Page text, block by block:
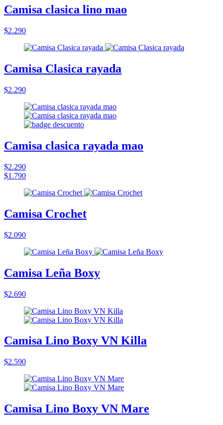
Camisa clasica lino mao
$2.290
Camisa Clasica rayada
$2.290
Camisa clasica rayada mao
$2.290
$1.790
Camisa Crochet
$2.090
Camisa Leña Boxy
$2.690
Camisa Lino Boxy VN Killa
$2.590
Camisa Lino Boxy VN Mare